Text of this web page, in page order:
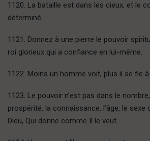
1120. La bataille est dans les cieux, et le
déterminé.
1121. Donnez à une pierre le pouvoir
roi glorieux qui a confiance en lui-même.
1122. Moins un homme voit, plus il se fie à
1123. Le pouvoir n’est pas dans le
prospérité, la connaissance, l’âge, le sexe
Dieu, Qui donne comme Il le veut.